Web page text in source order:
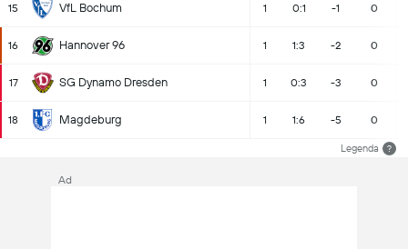
15 VfL Bochum 1 0:1 -1 0
16 Hannover 96 1 1:3 -2 0
17 SG Dynamo Dresden 1 0:3 -3 0
18 Magdeburg 1 1:6 -5 0
Legenda ?
Ad